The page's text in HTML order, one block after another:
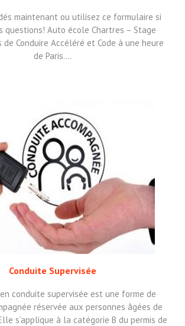
maintenant ou utilisez ce formulaire si
questions! Auto école Chartres – Stage
de Conduire Accéléré et Code à une heure
de Paris.…
Conduite Supervisée
conduite supervisée est une forme de
réservée aux personnes âgées de
s’applique à la catégorie B du permis de